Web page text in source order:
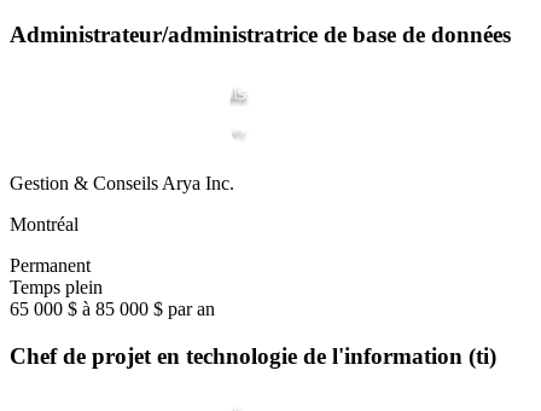
Administrateur/administratrice de base de données
Gestion & Conseils Arya Inc.
Montréal
Permanent
Temps plein
65 000 $ à 85 000 $ par an
Chef de projet en technologie de l'information (ti)